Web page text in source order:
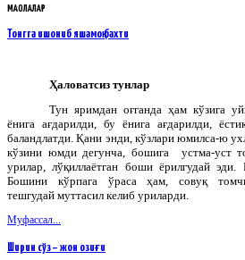
МАҚОЛАЛАР
Тонгга ишониб яшамоқ бахти
Ҳаловатсиз тунлар
Тун яримдан оғганда ҳам кўзига
ёнига ағдарилди, бу ёнига ағдарилди,
баландлатди. Қани энди, кўзлари юмилса-ю
кўзини юмди дегунча, бошига устма-уст
урилар, лўқиллаётган боши ёрилгудай эди.
Бошини кўрпага ўраса ҳам, совуқ
тешгудай муттасил келиб уриларди.
Муфассал...
Ширин сўз – жон озиғи